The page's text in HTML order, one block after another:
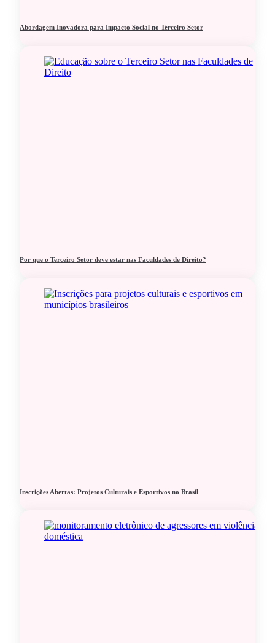
Abordagem Inovadora para Impacto Social no Terceiro Setor
Por que o Terceiro Setor deve estar nas Faculdades de Direito?
Inscrições Abertas: Projetos Culturais e Esportivos no Brasil